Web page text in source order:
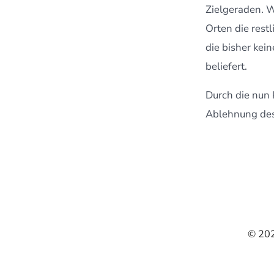
Zielgeraden.
Orten die
die bisher
beliefert.
Durch die
Ablehnung
©